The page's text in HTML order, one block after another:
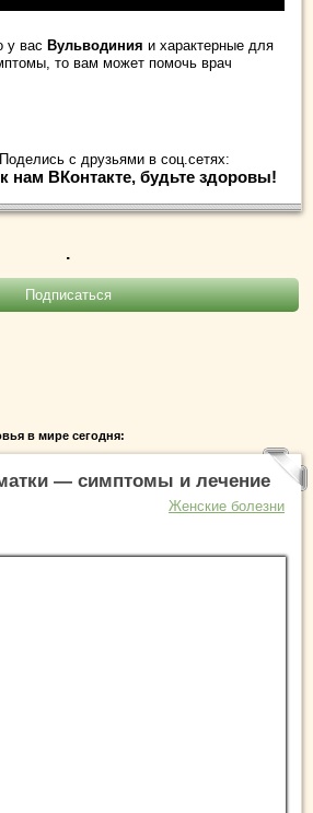
у вас Вульводиния и характерные для
то вам может помочь врач
с друзьями в соц.сетях:
нам ВКонтакте, будьте здоровы!
.
в мире сегодня:
— симптомы и лечение
Женские болезни